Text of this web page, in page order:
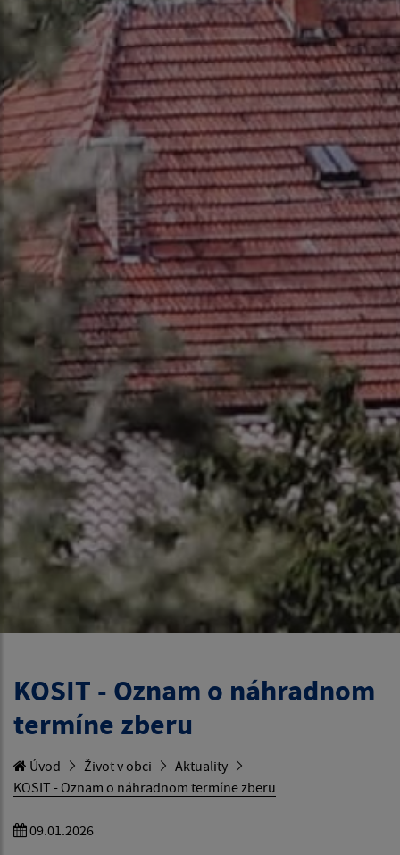
KOSIT - Oznam o náhradnom
termíne zberu
Úvod Život v obci
Aktuality
KOSIT - Oznam o náhradnom termíne zberu
09.01.2026